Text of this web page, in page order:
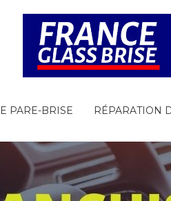
PARE-BRISE RÉPARATION